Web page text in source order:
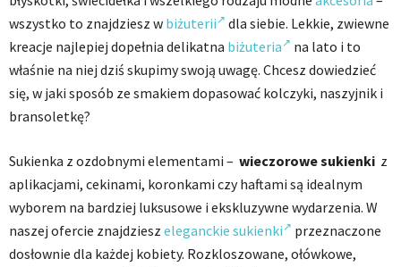
wszystko to znajdziesz w biżuterii
dla siebie. Lekkie, zwiewne
kreacje najlepiej dopełnia delikatna biżuteria
na lato i to
właśnie na niej dziś skupimy swoją uwagę. Chcesz dowiedzieć
się, w jaki sposób ze smakiem dopasować kolczyki, naszyjnik i
bransoletkę?
Sukienka z ozdobnymi elementami – wieczorowe sukienki z
aplikacjami, cekinami, koronkami czy haftami są idealnym
wyborem na bardziej luksusowe i ekskluzywne wydarzenia. W
naszej ofercie znajdziesz eleganckie sukienki
przeznaczone
dosłownie dla każdej kobiety. Rozkloszowane, ołówkowe,